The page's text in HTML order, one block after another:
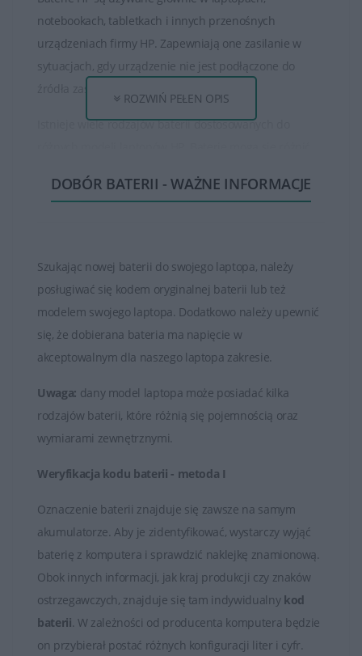
notebookach, tabletkach i innych przenośnych
urządzeniach firmy HP. Zapewniają one zasilanie w
sytuacjach, gdy urządzenie nie jest podłączone do
Istnieje wiele rodzajów baterii dostosowanych do
pracy na baterii.
użytkowania. Większość baterii ma określony czas pracy
na baterii podczas korzystania z urządzenia bez
podłączenia do zasilania.
Baterie HP, podobnie jak każda bateria litowo-jonowa,
Po pewnej liczbie cykli użytkowania bateria może
zacząć tracić pojemność, co prowadzi do skrócenia
czasu działania na baterii.
W przypadku zużycia baterii lub utraty jej zdolności do
utrzymania odpowiedniego poziomu naładowania,
można ją wymienić na nową. Producenci oferują
oryginalne baterie, które są kompatybilne z
konkretnymi modelami laptopów HP.
Baterie HP są kluczowymi elementami zapewniającymi
mobilność i niezależność od stałego źródła zasilania dla
przenośnych urządzeń marki HP. Ważne jest
ROZWIŃ PEŁEN OPIS
DOBÓR BATERII - WAŻNE INFORMACJE
Szukając nowej baterii do swojego laptopa, należy
posługiwać się kodem oryginalnej baterii lub też
modelem swojego laptopa. Dodatkowo należy upewnić
się, że dobierana bateria ma napięcie w
akceptowalnym dla naszego laptopa zakresie.
Uwaga: dany model laptopa może posiadać kilka
rodzajów baterii, które różnią się pojemnością oraz
wymiarami zewnętrznymi.
Weryfikacja kodu baterii - metoda I
Oznaczenie baterii znajduje się zawsze na samym
akumulatorze. Aby je zidentyfikować, wystarczy wyjąć
baterię z komputera i sprawdzić naklejkę znamionową.
Obok innych informacji, jak kraj produkcji czy znaków
ostrzegawczych, znajduje się tam indywidualny kod
baterii . W zależności od producenta komputera będzie
on przybierał postać różnych konfiguracji liter i cyfr.